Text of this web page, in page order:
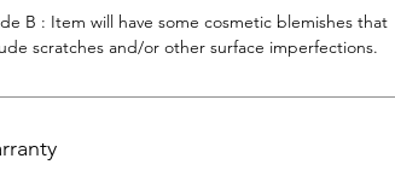
B : Item will have some cosmetic blemishes that
scratches and/or other surface imperfections.